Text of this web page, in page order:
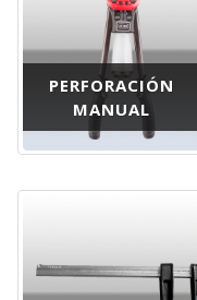
PERFORACIÓN
MANUAL